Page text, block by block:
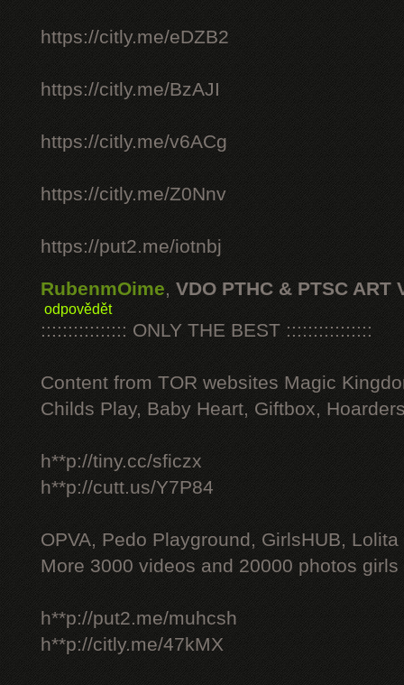
https://citly.me/eDZB2
https://citly.me/BzAJI
https://citly.me/v6ACg
https://citly.me/Z0Nnv
https://put2.me/iotnbj
RubenmOime, VDO PTHC & PTSC ART
odpovědět
:::::::::::::::: ONLY THE BEST ::::::::::::::::
Content from TOR websites Magic
Childs Play, Baby Heart, Giftbox,
h**p://tiny.cc/sficzx
h**p://cutt.us/Y7P84
OPVA, Pedo Playground, GirlsHUB, Lolita
More 3000 videos and 20000 photos
h**p://put2.me/muhcsh
h**p://citly.me/47kMX